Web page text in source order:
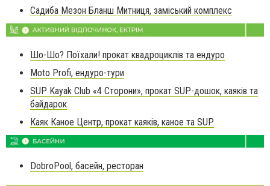
Садиба Мезон Бланш Митниця, заміський комплекс
Шо-Шо? Поїхали! прокат квадроциклів та ендуро
Moto Profi, ендуро-тури
SUP Kayak Club «4 Сторони», прокат SUP-дошок, каяків та
байдарок
Каяк Каное Центр, прокат каяків, каное та SUP
DobroPool, басейн, ресторан